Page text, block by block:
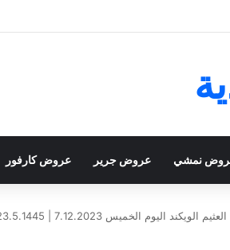
نمشي عروض جرير عروض كارفور
الويكند اليوم الخميس 7.12.2023 | 23.5.1445